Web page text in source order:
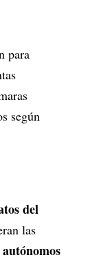
para
según
del
las